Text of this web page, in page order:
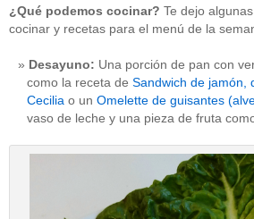
¿Qué podemos cocinar? Te dejo
cocinar y recetas para el menú de la
Desayuno: Una porción de pan con
como la receta de Sandwich de jamón,
Cecilia o un Omelette de guisantes
vaso de leche y una pieza de fruta